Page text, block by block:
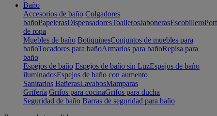
Baño
Accesorios de baño Colgadores
bañoPapelerasDispensadoresToallerosJabonerasEscobillero
de ropa
Muebles de baño BotiquinesConjuntos de muebles para
bañoTocadores para bañoArmarios para bañoRepisa para
baño
Espejos de baño Espejos de baño sin LuzEspejos de baño
iluminadosEspejos de baño con aumento
Sanitarios BañerasLavabosMamparas
Grifería Grifos para cocinaGrifos para ducha
Seguridad de baño Barras de seguridad para baño